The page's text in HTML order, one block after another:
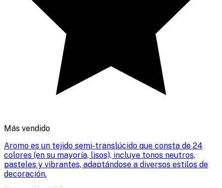
Más vendido
Aromo es un tejido semi-translúcido que consta de 24
colores (en su mayoría, lisos), incluye tonos neutros,
pasteles y vibrantes, adaptándose a diversos estilos de
decoración.